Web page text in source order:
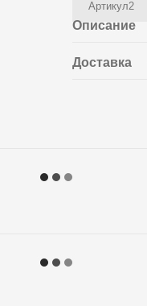
Артикул2
Описание
Доставка